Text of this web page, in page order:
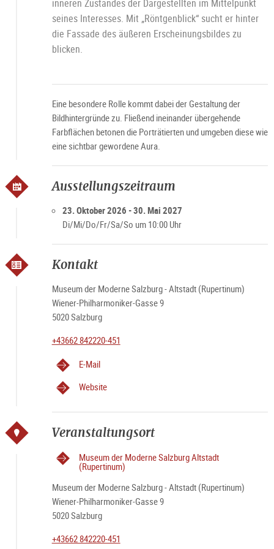
inneren Zustandes der Dargestellten im Mittelpunkt
seines Interesses. Mit „Röntgenblick“ sucht er hinter
die Fassade des äußeren Erscheinungsbildes zu
blicken.
Eine besondere Rolle kommt dabei der Gestaltung der
Bildhintergründe zu. Fließend ineinander übergehende
Farbflächen betonen die Porträtierten und umgeben diese wie
eine sichtbar gewordene Aura.
Ausstellungszeitraum
23. Oktober 2026 - 30. Mai 2027
Di/Mi/Do/Fr/Sa/So um 10:00 Uhr
Kontakt
Museum der Moderne Salzburg - Altstadt (Rupertinum)
Wiener-Philharmoniker-Gasse 9
5020 Salzburg
+43662 842220-451
E-Mail
Website
Veranstaltungsort
Museum der Moderne Salzburg Altstadt
(Rupertinum)
Museum der Moderne Salzburg - Altstadt (Rupertinum)
Wiener-Philharmoniker-Gasse 9
5020 Salzburg
+43662 842220-451